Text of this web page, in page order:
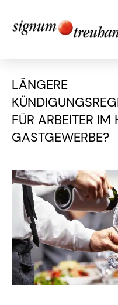
LÄNGERE
FÜR ARBEITER
GASTGEWERBE?